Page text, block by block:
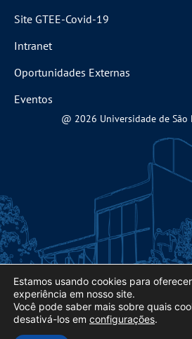
Site GTEE-Covid-19
Intranet
Oportunidades Externas
Eventos
@ 2026 Universidade de São
Estamos usando cookies para
experiência em nosso site.
Você pode saber mais sobre quais
desativá-los em configurações.